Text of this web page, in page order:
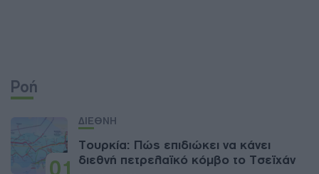
Ροή
01
ΔΙΕΘΝΗ
Τουρκία: Πώς επιδιώκει να κάνει
διεθνή πετρελαϊκό κόμβο το Τσεϊχάν